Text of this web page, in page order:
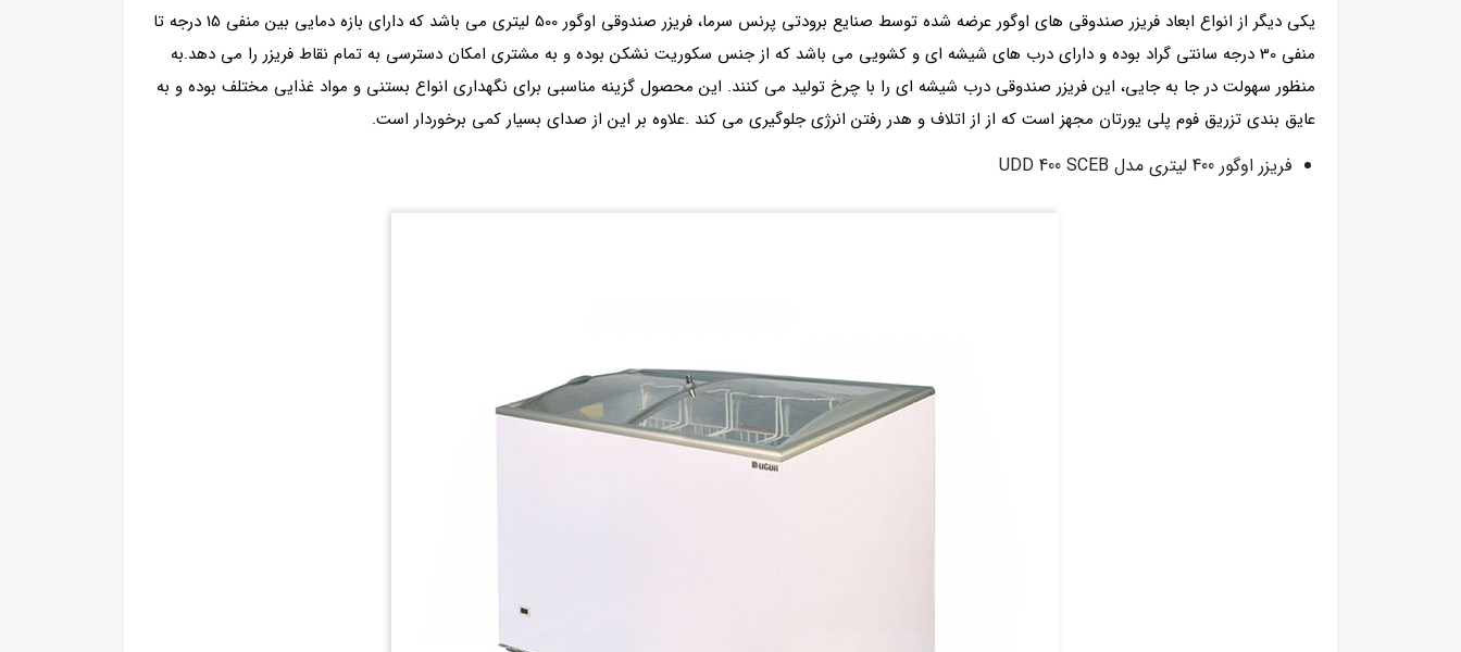
یکی دیگر از انواع ابعاد فریزر صندوقی های اوگور عرضه شده توسط صنایع برودتی پرنس سرما، فریزر صندوقی اوگور 500 لیتری می باشد که دارای بازه دمایی بین منفی 15 درجه تا
منفی 30 درجه سانتی گراد بوده و دارای درب های شیشه ای و کشویی می باشد که از جنس سکوریت نشکن بوده و به مشتری امکان دسترسی به تمام نقاط فریزر را می دهد.به
منظور سهولت در جا به جایی، این فریزر صندوقی درب شیشه ای را با چرخ تولید می کنند. این محصول گزینه مناسبی برای نگهداری انواع بستنی و مواد غذایی مختلف بوده و به
عایق بندی تزریق فوم پلی یورتان مجهز است که از از اتلاف و هدر رفتن انرژی جلوگیری می کند .علاوه بر این از صدای بسیار کمی برخوردار است.
فریزر اوگور 400 لیتری مدل UDD 400 SCEB